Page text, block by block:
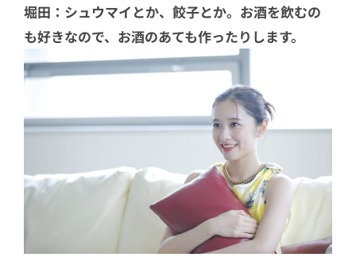
堀田：シュウマイとか、餃子とか。お酒を飲むの
も好きなので、お酒のあても作ったりします。